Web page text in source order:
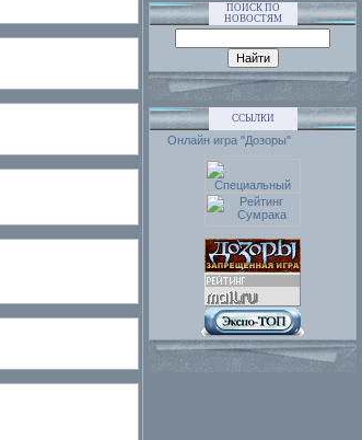
ПОИСК ПО
НОВОСТЯМ
ССЫЛКИ
Онлайн игра "Дозоры"